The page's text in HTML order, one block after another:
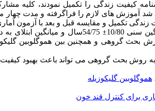
های لازم را فراگرفته و مدت چهار
زندگی تکمیل و مقایسه قبل و بعد با آزمون
± 54/75سال و میانگین ابتلای به دیابت 1/80
گروهی و همچنین بین هموگلوبین
روش بحث گروهی می تواند باعث بهبود کیفیت
هموگلوبین گلیکوزیله
برای کنترل قند خون